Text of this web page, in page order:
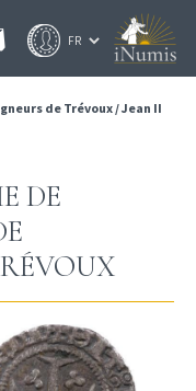
de Trévoux/Jean II
DE